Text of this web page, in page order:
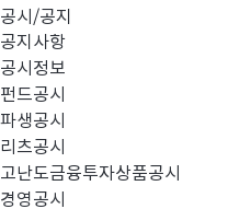
공시/공지
공지사항
공시정보
펀드공시
파생공시
리츠공시
고난도금융투자상품공시
경영공시
※ 오늘 이전 날짜만 선택 가능하며, 기